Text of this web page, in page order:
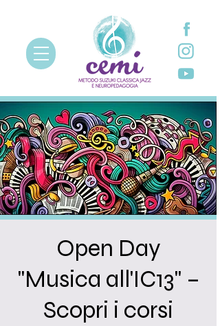
Open Day
"Musica all'IC13" –
Scopri i corsi